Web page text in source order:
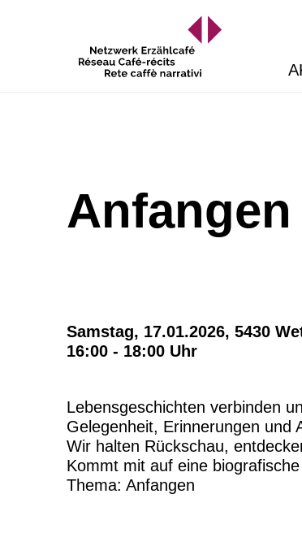
Anfangen
Samstag, 17.01.2026, 5430
16:00 - 18:00 Uhr
Lebensgeschichten verbinden
Gelegenheit, Erinnerungen und
Wir halten Rückschau,
Kommt mit auf eine
Thema: Anfangen